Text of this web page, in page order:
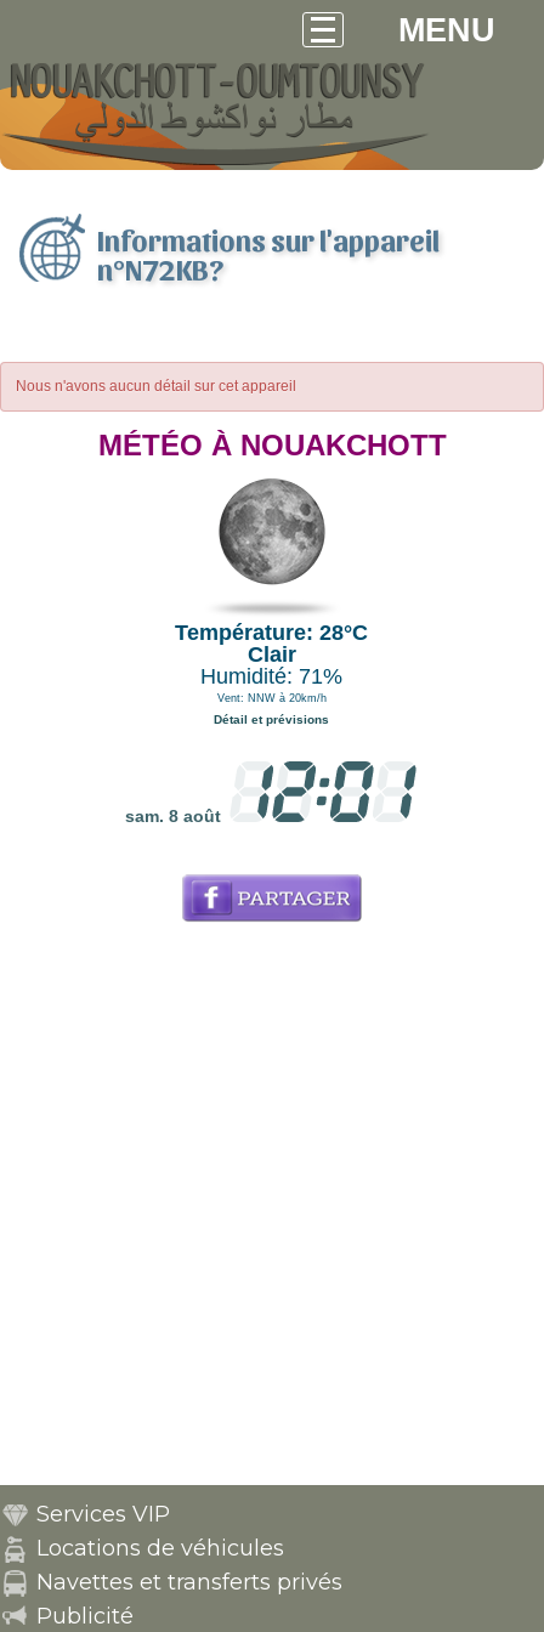
MENU
Informations sur l'appareil
n°N72KB?
Nous n'avons aucun détail sur cet appareil
MÉTÉO À NOUAKCHOTT
Température: 28°C
Clair
Humidité: 71%
Vent: NNW à 20km/h
Détail et prévisions
sam. 8 août
Services VIP
Locations de véhicules
Navettes et transferts privés
Publicité